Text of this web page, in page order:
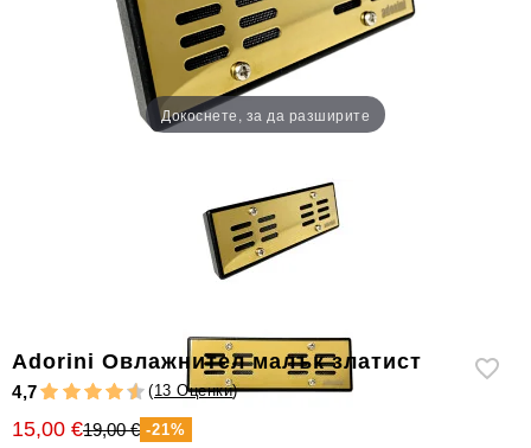
Други
аксесоари
за
пури
Докоснете, за да разширите
Аdorini Овлажнител малък златист
4,7 (13 Оценки)
15,00 €19,00 € -21%